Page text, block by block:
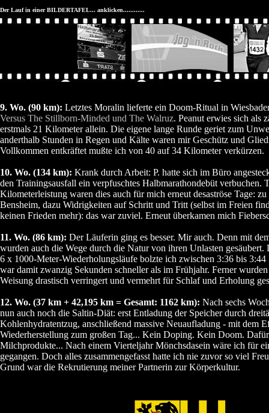
Der Lauf in einer BILDERTAFEL... anklicken............
9. Wo. (90 km): Letztes Moralin lieferte ein Doom-Ritual in
Versus The Stillborn-Minded und The Walruz. Peanut erwies sich als
erstmals 21 Kilometer allein. Die eigene lange Runde geriet zum
anderthalb Stunden in Regen und Kälte waren mir Geschütz und
Vollkommen entkräftet mußte ich von 40 auf 34 Kilometer verkürzen.
10. Wo. (134 km): Krank durch Arbeit: P. hatte sich im Büro
den Trainingsausfall ein verpfuschtes Halbmarathondebüt verbuchen.
Kilometerleistung waren dies auch für mich erneut desaströse Tage:
Bensheim, dazu Widrigkeiten auf Schritt und Tritt (selbst im Freien
keinen Frieden mehr): das war zuviel. Erneut überkamen mich
11. Wo. (86 km): Der Läuferin ging es besser. Mir auch. Denn mit
wurden auch die Wege durch die Natur von ihren Unlasten gesäubert.
6 x 1000-Meter-Wiederholungsläufe bolzte ich zwischen 3:36 bis
war damit zwanzig Sekunden schneller als im Frühjahr. Ferner
Weisung drastisch verringert und vermehrt für Schlaf und Erholung
12. Wo. (37 km + 42,195 km = Gesamt: 1162 km): Nach sechs
nun auch noch die Saltin-Diät: erst Entladung der Speicher durch
Kohlenhydratentzug, anschließend massive Neuaufladung - mit dem
Wiederherstellung zum großen Tag... Kein Doping. Kein Doom. Dafür
Milchprodukte... Nach einem Vierteljahr Mönchsdasein wäre ich für
gegangen. Doch alles zusammengefasst hatte ich nie zuvor so viel
Grund war die Rekrutierung meiner Partnerin zur Körperkultur.